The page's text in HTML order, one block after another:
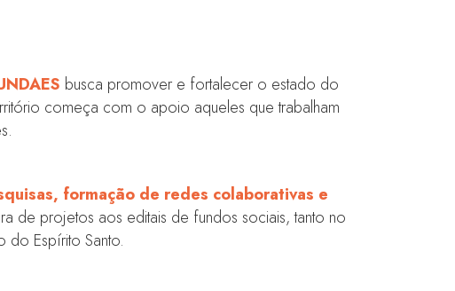
busca promover e fortalecer o estado do
começa com o apoio aqueles que trabalham
formação de redes colaborativas e
de projetos aos editais de fundos sociais, tanto no
do Espírito Santo.